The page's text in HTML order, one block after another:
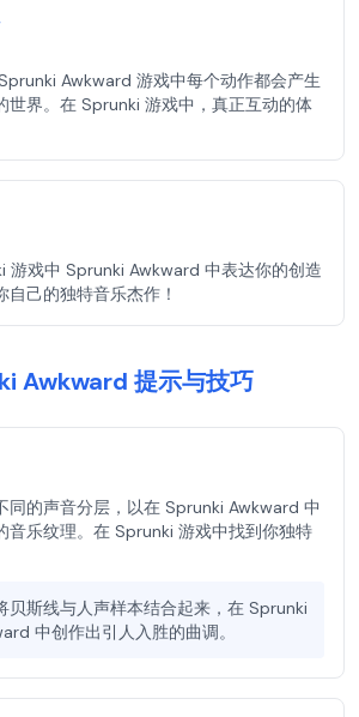
Awkward 游戏中每个动作都会产生
世界。在 Sprunki 游戏中，真正互动的体
游戏中 Sprunki Awkward 中表达你的创造
自己的独特音乐杰作！
Awkward 提示与技巧
同的声音分层，以在 Sprunki Awkward 中
音乐纹理。在 Sprunki 游戏中找到你独特
贝斯线与人声样本结合起来，在 Sprunki
中创作出引人入胜的曲调。